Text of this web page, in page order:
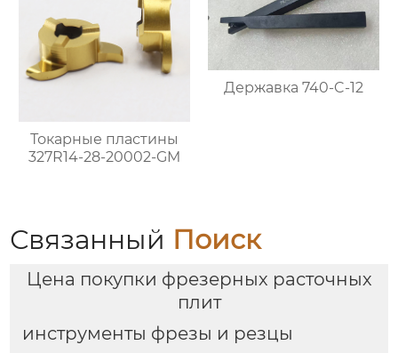
Токарные пластины
327R14-28-20002-GM
Державка 740-C-12
Связанный Поиск
Цена покупки фрезерных расточных
плит
инструменты фрезы и резцы